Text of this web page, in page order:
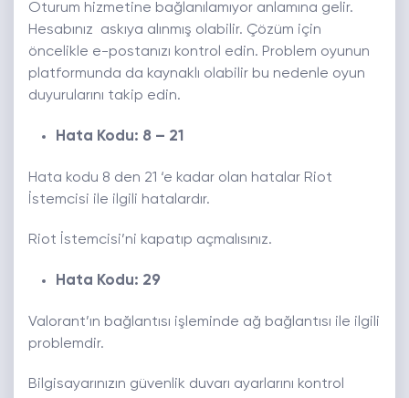
Oturum hizmetine bağlanılamıyor anlamına gelir.
Hesabınız askıya alınmış olabilir. Çözüm için
öncelikle e-postanızı kontrol edin. Problem oyunun
platformunda da kaynaklı olabilir bu nedenle oyun
duyurularını takip edin.
Hata Kodu: 8 – 21
Hata kodu 8 den 21 ‘e kadar olan hatalar Riot
İstemcisi ile ilgili hatalardır.
Riot İstemcisi’ni kapatıp açmalısınız.
Hata Kodu: 29
Valorant’ın bağlantısı işleminde ağ bağlantısı ile ilgili
problemdir.
Bilgisayarınızın güvenlik duvarı ayarlarını kontrol